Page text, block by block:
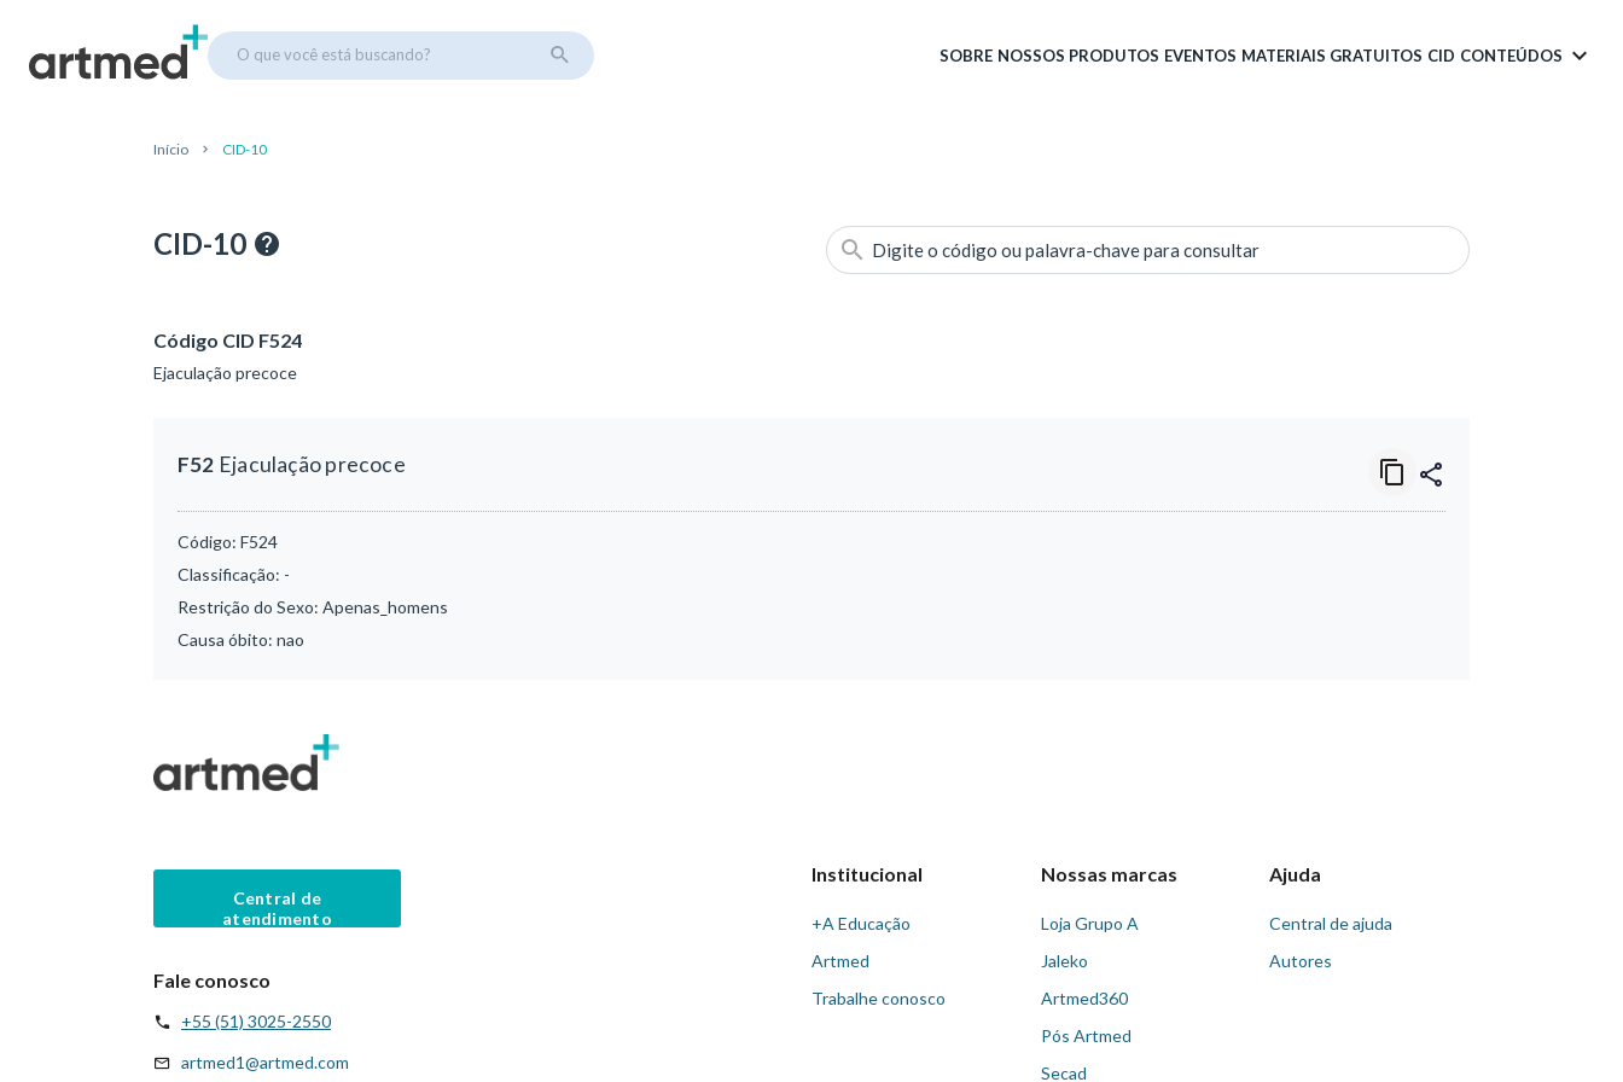
O que você está buscando? SOBRE NOSSOS PRODUTOS EVENTOS MATERIAIS GRATUITOS CID CONTEÚDOS
Início CID-10
CID-10 Digite o código ou palavra-chave para consultar
Código CID F524
Ejaculação precoce
F52 Ejaculação precoce
Código: F524
Classificação: -
Restrição do Sexo: Apenas_homens
Causa óbito: nao
Central de
atendimento
Fale conosco
+55 (51) 3025-2550
artmed1@artmed.com
Institucional
+A Educação
Artmed
Trabalhe conosco
Nossas marcas
Loja Grupo A
Jaleko
Artmed360
Pós Artmed
Secad
Ajuda
Central de ajuda
Autores